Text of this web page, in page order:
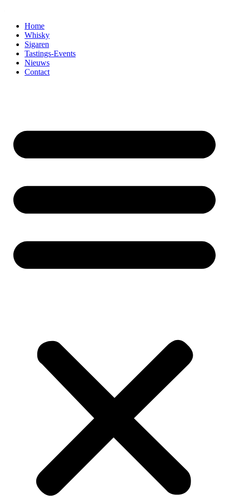
Home
Whisky
Sigaren
Tastings-Events
Nieuws
Contact